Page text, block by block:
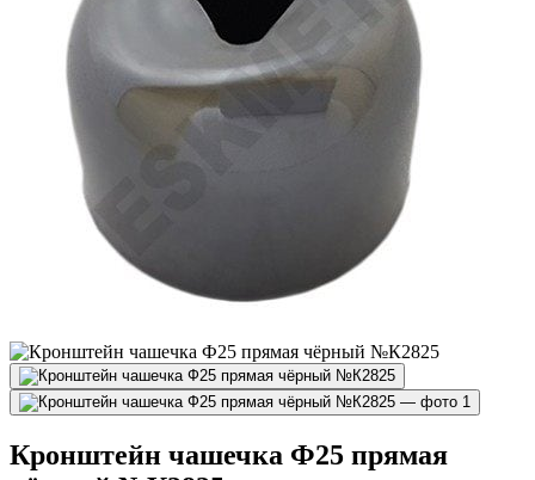
Кронштейн чашечка Ф25 прямая